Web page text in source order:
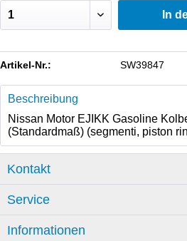
In
Artikel-Nr.: SW39847
Beschreibung
Nissan Motor EJIKK Gasoline
(Standardmaß) (segmenti, piston
Kontakt
Service
Informationen